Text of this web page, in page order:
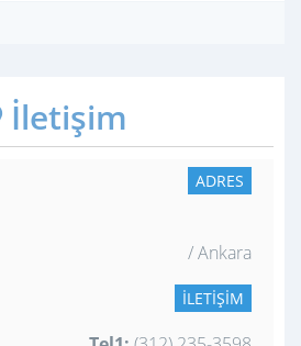
İletişim
ADRES
/ Ankara
İLETIŞIM